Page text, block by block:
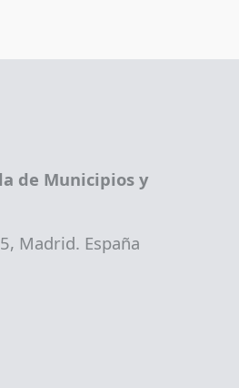
de Municipios y
Madrid. España